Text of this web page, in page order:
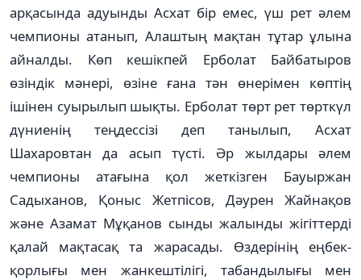
арқасында адуынды Асхат бір емес, үш рет әлем
чем­пионы атанып, Алаштың мақтан тұтар ұлына
айналды. Көп кешікпей Ерболат Байбатыров
өзіндік мәнері, өзіне ғана тән өнерімен көптің
ішінен суырылып шықты. Ерболат төрт рет төрткүл
дүние­нің теңдессізі деп танылып, Асхат
Шахаровтан да асып түс­ті. Әр жылдары әлем
чемпио­ны атағына қол жеткізген Ба­уыр­жан
Садыханов, Қоныс Жет­пісов, Дәурен Жайнақов
және Азамат Мұқанов сынды жа­лынды жігіттерді
қалай мақ­тасақ та жарасады. Өздерінің ең­­бек­
қорлығы мен жанкештілігі, та­бандылығы мен